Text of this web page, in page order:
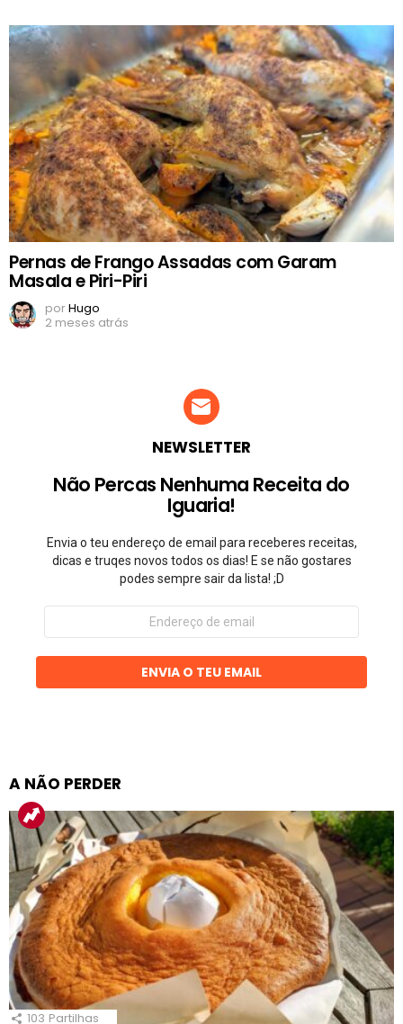
Pernas de Frango Assadas com Garam
Masala e Piri-Piri
porHugo
2 meses atrás
NEWSLETTER
Não Percas Nenhuma Receita do
Iguaria!
Envia o teu endereço de email para receberes receitas,
dicas e truqes novos todos os dias! E se não gostares
podes sempre sair da lista! ;D
Endereço
email
ENVIA O TEU EMAIL
A NÃO PERDER
103 Partilhas